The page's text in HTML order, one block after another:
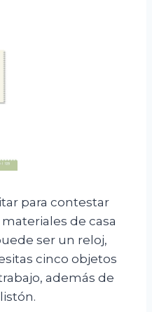
para contestar
de casa
ser un reloj,
cinco objetos
además de